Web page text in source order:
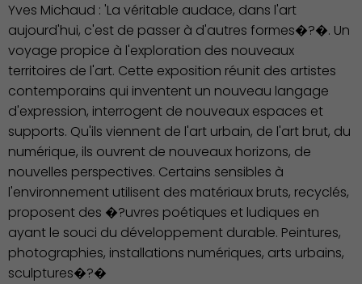
Action Sociale Solidarité
Yves Michaud : 'La véritable audace, dans l'art
aujourd'hui, c'est de passer à d'autres formes�?�. Un
voyage propice à l'exploration des nouveaux
territoires de l'art. Cette exposition réunit des artistes
contemporains qui inventent un nouveau langage
d'expression, interrogent de nouveaux espaces et
supports. Qu'ils viennent de l'art urbain, de l'art brut, du
numérique, ils ouvrent de nouveaux horizons, de
nouvelles perspectives. Certains sensibles à
l'environnement utilisent des matériaux bruts, recyclés,
proposent des �?uvres poétiques et ludiques en
ayant le souci du développement durable. Peintures,
photographies, installations numériques, arts urbains,
sculptures�?�